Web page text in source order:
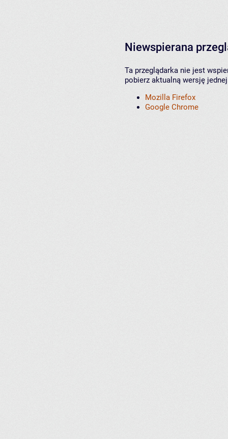
Niewspierana
Ta przeglądarka nie jest
pobierz aktualną wersję
Mozilla Firefox
Google Chrome